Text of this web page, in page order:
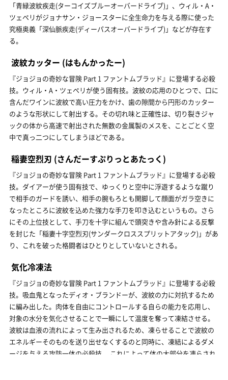
「青緑波紋疾走(ターコイズブルーオーバードライブ)」、ウィル・A・
ツェペリがジョナサン・ジョースターに全生命力を与える際に使った
究極奥義「深仙脈疾走(ディーパスオーバードライブ)」などが存在す
る。
波紋カッター (はもんかったー)
『ジョジョの奇妙な冒険 Part 1 ファントムブラッド』に登場する必殺
技。ウィル・A・ツェペリが使う固有技。波紋の応用のひとつで、口に
含んだワインに波紋で高い圧力をかけ、歯の隙間から円形のカッター
のような形状にして射出する。その切れ味と正確性は、切り裂きジャ
ックの体から高速で射出された無数の金属製のメスを、ことごとく空
中で真っ二つにしてしまうほどである。
稲妻空烈刃 (さんだーすぷりっとあたっく)
『ジョジョの奇妙な冒険 Part 1 ファントムブラッド』に登場する必殺
技。ダイアーが使う固有技で、ゆっくりと空中に浮遊するような蹴り
で相手のガードを誘い、相手の腕もろとも開脚して顔面がガラ空きに
なったところに波紋を込めた強力な手刀を叩き込むというもの。さら
にその上位技として、手刀を十字に組んで頭突きや含み針による反撃
を封じた「稲妻十字空烈刃(サンダークロススプリットアタック)」があ
り、これを破った格闘者はひとりとしていないとされる。
気化冷凍法
『ジョジョの奇妙な冒険 Part 1 ファントムブラッド』に登場する必殺
技。吸血鬼となったディオ・ブランドーが、波紋の力に対抗するため
に編み出した。肉体を自由にコントロールする自らの能力を応用し、
対象の水分を気化させることで一瞬にして温度を奪って凍結させる。
波紋は血液の流れによって生み出されるため、凍らせることで波紋の
エネルギーそのものを送り出せなくするのと同時に、凍結によるダメ
ージを与える攻防一体の必殺技。 これによって体の大部分を凍らされ